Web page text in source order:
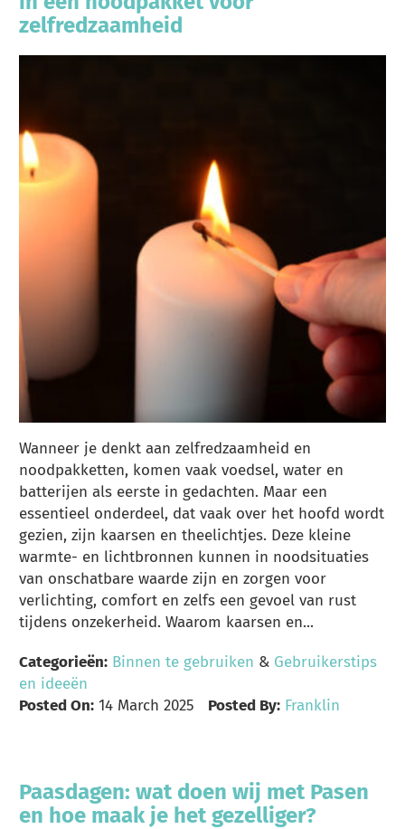
zelfredzaamheid
Wanneer je denkt aan zelfredzaamheid en
noodpakketten, komen vaak voedsel, water en
batterijen als eerste in gedachten. Maar een
essentieel onderdeel, dat vaak over het hoofd wordt
gezien, zijn kaarsen en theelichtjes. Deze kleine
warmte- en lichtbronnen kunnen in noodsituaties
van onschatbare waarde zijn en zorgen voor
verlichting, comfort en zelfs een gevoel van rust
tijdens onzekerheid. Waarom kaarsen en...
Categorieën: Binnen te gebruiken & Gebruikerstips
en ideeën
Posted On: 14 March 2025 Posted By: Franklin
Paasdagen: wat doen wij met Pasen
en hoe maak je het gezelliger?